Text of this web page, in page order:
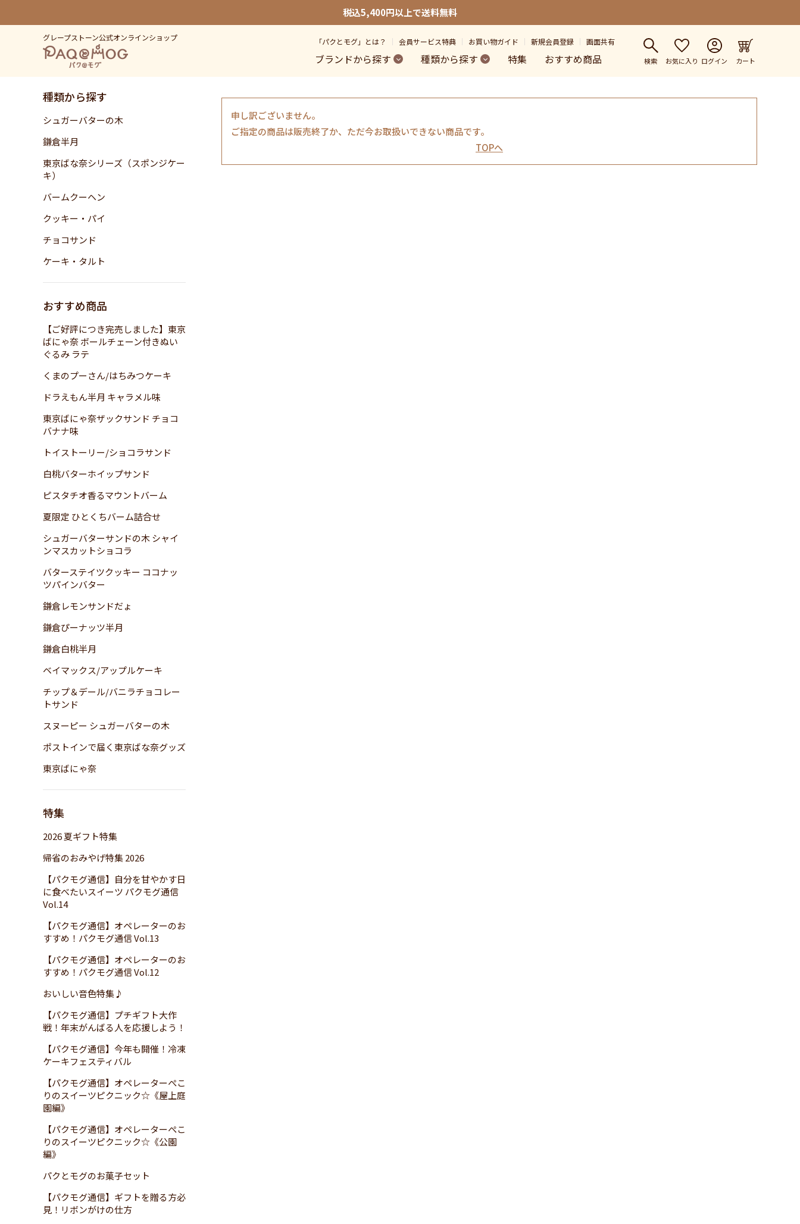
税込5,400円以上で送料無料
グレープストーン公式オンラインショップ 「パクとモグ」とは？ 会員サービス特典 お買い物ガイド 新規会員登録 画面共有
ブランドから探す 種類から探す 特集 おすすめ商品 検索 お気に入り ログイン カート
種類から探す
シュガーバターの木
鎌倉半月
東京ばな奈シリーズ（スポンジケー
キ）
バームクーヘン
クッキー・パイ
チョコサンド
ケーキ・タルト
おすすめ商品
【ご好評につき完売しました】東京
ばにゃ奈 ボールチェーン付きぬい
ぐるみ ラテ
くまのプーさん/はちみつケーキ
ドラえもん半月 キャラメル味
東京ばにゃ奈ザックサンド チョコ
バナナ味
トイストーリー/ショコラサンド
白桃バターホイップサンド
ピスタチオ香るマウントバーム
夏限定 ひとくちバーム詰合せ
シュガーバターサンドの木 シャイ
ンマスカットショコラ
バターステイツクッキー ココナッ
ツパインバター
鎌倉レモンサンドだょ
鎌倉ぴーナッツ半月
鎌倉白桃半月
ベイマックス/アップルケーキ
チップ＆デール/バニラチョコレー
トサンド
スヌーピー シュガーバターの木
ポストインで届く東京ばな奈グッズ
東京ばにゃ奈
特集
2026 夏ギフト特集
帰省のおみやげ特集 2026
【パクモグ通信】自分を甘やかす日
に食べたいスイーツ パクモグ通信
Vol.14
【パクモグ通信】オペレーターのお
すすめ！パクモグ通信 Vol.13
【パクモグ通信】オペレーターのお
すすめ！パクモグ通信 Vol.12
おいしい音色特集♪
【パクモグ通信】プチギフト大作
戦！年末がんばる人を応援しよう！
【パクモグ通信】今年も開催！冷凍
ケーキフェスティバル
【パクモグ通信】オペレーターぺこ
りのスイーツピクニック☆《屋上庭
園編》
【パクモグ通信】オペレーターぺこ
りのスイーツピクニック☆《公園
編》
パクとモグのお菓子セット
【パクモグ通信】ギフトを贈る方必
見！リボンがけの仕方
申し訳ございません。
ご指定の商品は販売終了か、ただ今お取扱いできない商品です。
TOPへ